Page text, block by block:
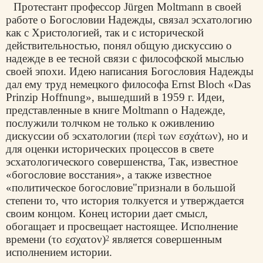
Протестант профессор Jürgen Moltmann в своей
работе о Богословии Надежды, связал эсхатологию
как с Христологией, так и с исторической
действительностью, понял общую дискуссию о
надежде в ее тесной связи с философской мыслью
своей эпохи. Идею написания Богословия Надежды
дал ему труд немецкого философа Ernst Bloch «Das
Prinzip Hoffnung», вышедший в 1959 г. Идеи,
представленные в книге Moltmann о Надежде,
послужили толчком не только к оживлению
дискуссии об эсхатологии (περὶ των εσχάτων), но и
для оценки исторических процессов в свете
эсхатологического совершенства, Так, известное
«богословие восстания», а также известное
«политическое богословие"признали в большой
степени то, что история толкуется и утверждается
своим концом. Конец истории дает смысл,
обогащает и просвещает настоящее. Исполнение
времени (το εσχατον)2 является совершенным
исполнением истории.